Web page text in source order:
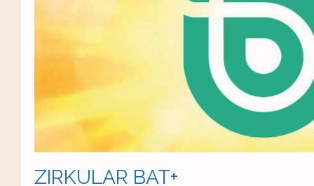
ZIRKULAR BAT+